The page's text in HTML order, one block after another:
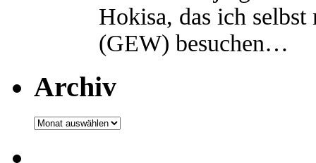
Hokisa, das ich
(GEW) besuchen…
Archiv
Archiv